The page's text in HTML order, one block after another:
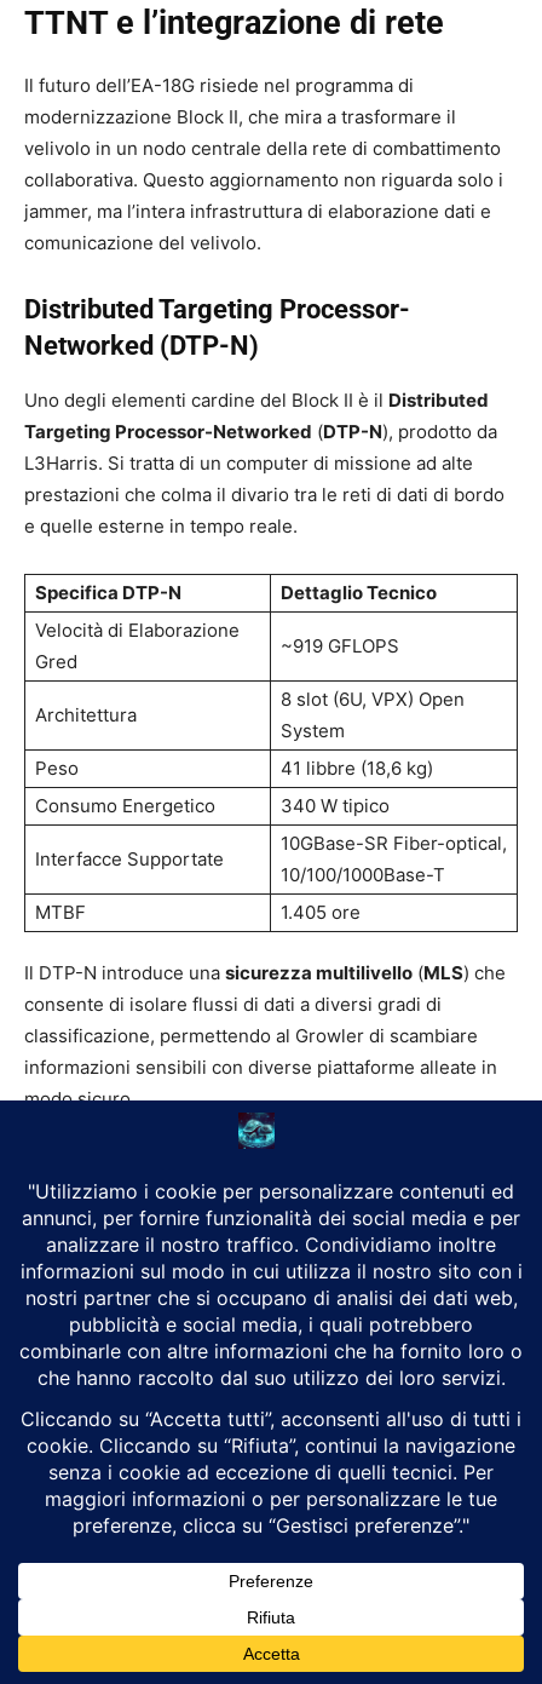
TTNT e l’integrazione di rete
Il futuro dell’EA-18G risiede nel programma di
modernizzazione Block II, che mira a trasformare il
velivolo in un nodo centrale della rete di combattimento
collaborativa. Questo aggiornamento non riguarda solo i
jammer, ma l’intera infrastruttura di elaborazione dati e
comunicazione del velivolo.
Distributed Targeting Processor-
Networked (DTP-N)
Uno degli elementi cardine del Block II è il Distributed
Targeting Processor-Networked (DTP-N), prodotto da
L3Harris. Si tratta di un computer di missione ad alte
prestazioni che colma il divario tra le reti di dati di bordo
e quelle esterne in tempo reale.
Specifica DTP-N
Dettaglio Tecnico
Velocità di Elaborazione
Gred
~919 GFLOPS
Architettura
8 slot (6U, VPX) Open
System
Peso
41 libbre (18,6 kg)
Consumo Energetico
340 W tipico
Interfacce Supportate
10GBase-SR Fiber-optical,
10/100/1000Base-T
MTBF
1.405 ore
Il DTP-N introduce una sicurezza multilivello (MLS) che
consente di isolare flussi di dati a diversi gradi di
classificazione, permettendo al Growler di scambiare
informazioni sensibili con diverse piattaforme alleate in
modo sicuro.
(TTNT)
Insieme al DTP-N, il sistema integra laTactical Targeting
Network Technology( TTNT
), una forma d’onda basata su
protocollo IP a bassa latenza e alta capacità. Questa
tecnologia permette lo scambio rapido di grandi volumi di
dati, inclusi video in streaming e immagini radar, tra
velivoli Growler, Super Hornet ed E-2D Hawkeye.
La combinazione di TTNT e DTP-N consente tattiche di
attacco elettronico multi-nave. Ad esempio, tre Growler
collegati in rete possono trilaterare la posizione di un
emettitore nemico in tempo reale con una precisione tale
riducendo drasticamente il tempo necessario per